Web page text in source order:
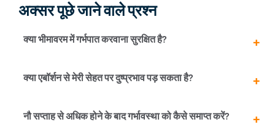
अक्सर पूछे जाने वाले प्रश्न
क्या भीमावरम में गर्भपात करवाना सुरक्षित है?
भीमावरम में एक सुरक्षित गर्भपात के लिए आपको सिर्फ एक प्रमाणित और
पंजीकृत क्लिनिक /अस्पताल का चयन करना चाहिए। गर्भपात की
स्त्री रोग विशेषज्ञ हैं। भीमावरम में सुरक्षित गर्भपात के बारे में अधिक
क्या एबॉर्शन से मेरी सेहत पर दुष्प्रभाव पड़ सकता है?
इसे सुरक्षित वातावारण में अनुभवी डॉक्टर द्वारा किया जाता है, जिससे
नौ सप्ताह से अधिक होने के बाद गर्भावस्था को कैसे समाप्त करें?